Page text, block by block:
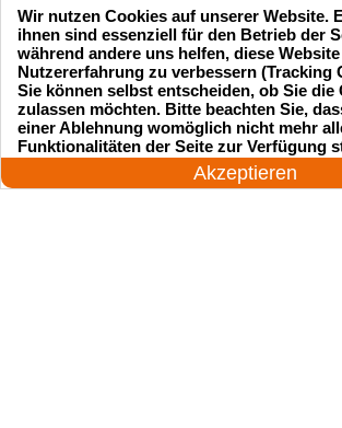
Startseite
Preise
24 Stunden am Tag
Akzeptieren
Wir nutzen Cookies auf unserer Website.
ihnen sind essenziell für den Betrieb der
während andere uns helfen, diese
Nutzererfahrung zu verbessern (Tracking
Sie können selbst entscheiden, ob Sie die
zulassen möchten. Bitte beachten Sie,
einer Ablehnung womöglich nicht mehr
Funktionalitäten der Seite zur Verfügung